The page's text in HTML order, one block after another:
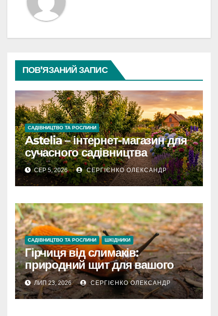
ПОВ’ЯЗАНИЙ ЗАПИС
САДІВНИЦТВО ТА РОСЛИНИ
Astelia – інтернет-магазин для
сучасного садівництва
СЕР 5, 2026 СЕРГІЄНКО ОЛЕКСАНДР
САДІВНИЦТВО ТА РОСЛИНИ ШКІДНИКИ
Гірчиця від слимаків:
природний щит для вашого
городу
ЛИП 23, 2026 СЕРГІЄНКО ОЛЕКСАНДР